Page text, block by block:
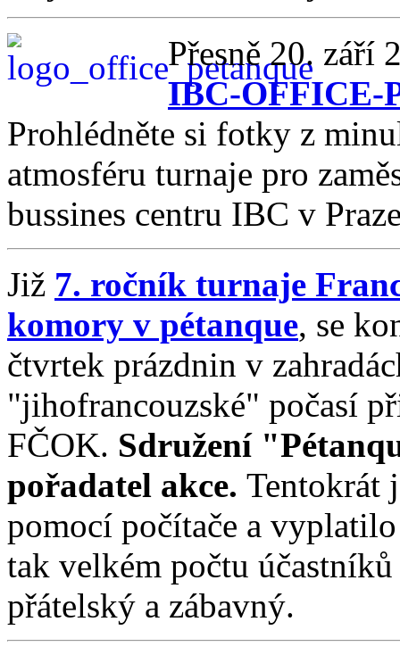
Přesně 20. září
IBC-OFFICE-
Prohlédněte si fotky z
atmosféru turnaje pro
bussines centru IBC v
Již 7. ročník turnaje
komory v pétanque, se
čtvrtek prázdnin v
"jihofrancouzské" počasí
FČOK. Sdružení
pořadatel akce. Tentokrát
pomocí počítače a
tak velkém počtu
přátelský a zábavný.